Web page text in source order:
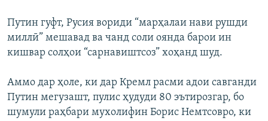
Путин гуфт, Русия вориди “марҳалаи нави рушди
миллӣ” мешавад ва чанд соли оянда барои ин
кишвар солҳои “сарнавиштсоз” хоҳанд шуд.
Аммо дар ҳоле, ки дар Кремл расми адои савганди
Путин мегузашт, пулис ҳудуди 80 эътирозгар, бо
шумули раҳбари мухолифин Борис Немтсовро, ки